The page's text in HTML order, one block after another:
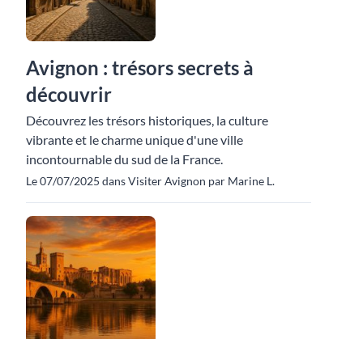
Avignon : trésors secrets à
découvrir
Découvrez les trésors historiques, la culture
vibrante et le charme unique d'une ville
incontournable du sud de la France.
Le 07/07/2025 dans Visiter Avignon par Marine L.